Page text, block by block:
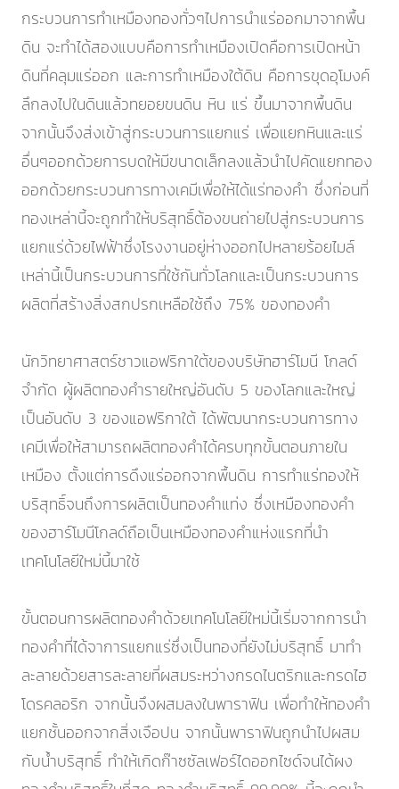
กระบวนการทำเหมืองทองทั่วๆไปการนำแร่ออกมาจากพื้น
ดิน จะทำได้สองแบบคือการทำเหมืองเปิดคือการเปิดหน้า
ดินที่คลุมแร่ออก และการทำเหมืองใต้ดิน คือการขุดอุโมงค์
ลึกลงไปในดินแล้วทยอยขนดิน หิน แร่ ขึ้นมาจากพื้นดิน
จากนั้นจึงส่งเข้าสู่กระบวนการแยกแร่ เพื่อแยกหินและแร่
อื่นๆออกด้วยการบดให้มีขนาดเล็กลงแล้วนำไปคัดแยกทอง
ออกด้วยกระบวนการทางเคมีเพื่อให้ได้แร่ทองคำ ซึ่งก่อนที่
ทองเหล่านี้จะถูกทำให้บริสุทธิ์ต้องขนถ่ายไปสู่กระบวนการ
แยกแร่ด้วยไฟฟ้าซึ่งโรงงานอยู่ห่างออกไปหลายร้อยไมล์
เหล่านี้เป็นกระบวนการที่ใช้กันทั่วโลกและเป็นกระบวนการ
ผลิตที่สร้างสิ่งสกปรกเหลือใช้ถึง 75% ของทองคำ
นักวิทยาศาสตร์ชาวแอฟริกาใต้ของบริษัทฮาร์โมนี โกลด์
จำกัด ผู้ผลิตทองคำรายใหญ่อันดับ 5 ของโลกและใหญ่
เป็นอันดับ 3 ของแอฟริกาใต้ ได้พัฒนากระบวนการทาง
เคมีเพื่อให้สามารถผลิตทองคำได้ครบทุกขั้นตอนภายใน
เหมือง ตั้งแต่การดึงแร่ออกจากพื้นดิน การทำแร่ทองให้
บริสุทธิ์จนถึงการผลิตเป็นทองคำแท่ง ซึ่งเหมืองทองคำ
ของฮาร์โมนีโกลด์ถือเป็นเหมืองทองคำแห่งแรกที่นำ
เทคโนโลยีใหม่นี้มาใช้
ขั้นตอนการผลิตทองคำด้วยเทคโนโลยีใหม่นี้เริ่มจากการนำ
ทองคำที่ได้จาการแยกแร่ซึ่งเป็นทองที่ยังไม่บริสุทธิ์ มาทำ
ละลายด้วยสารละลายที่ผสมระหว่างกรดไนตริกและกรดไฮ
โดรคลอริก จากนั้นจึงผสมลงในพาราฟิน เพื่อทำให้ทองคำ
แยกชั้นออกจากสิ่งเจือปน จากนั้นพาราฟินถูกนำไปผสม
กับน้ำบริสุทธิ์ ทำให้เกิดก๊าซซัลเฟอร์ไดออกไซด์จนได้ผง